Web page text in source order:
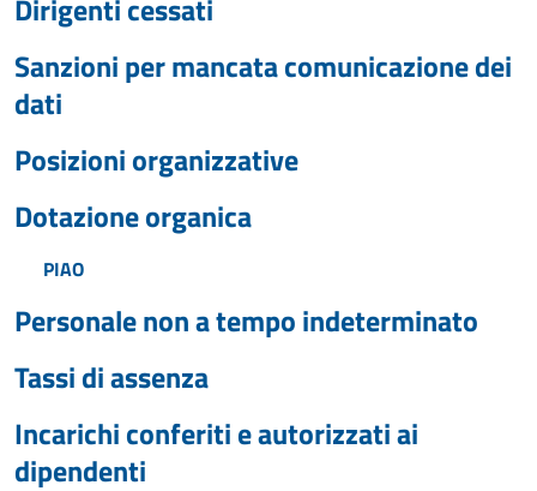
Dirigenti cessati
Sanzioni per mancata comunicazione dei
dati
Posizioni organizzative
Dotazione organica
PIAO
Personale non a tempo indeterminato
Tassi di assenza
Incarichi conferiti e autorizzati ai
dipendenti